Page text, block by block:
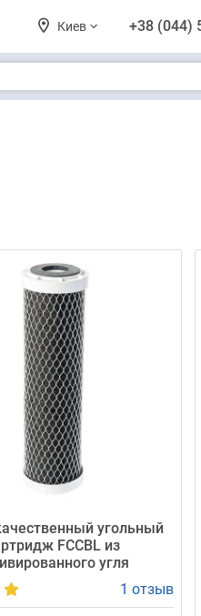
Киев +38 (044)
угольный
FCCBL из
угля
1 отзыв